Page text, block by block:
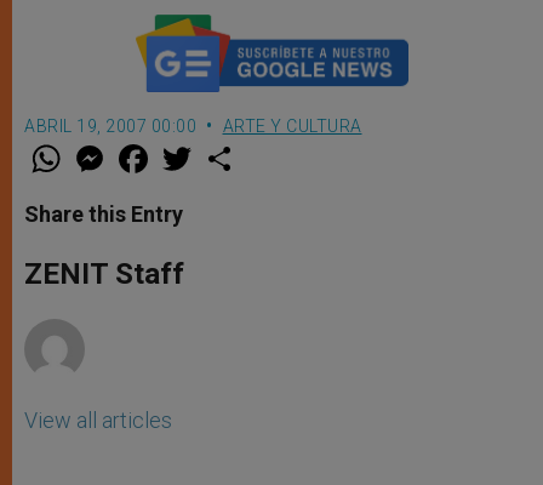
ABRIL 19, 2007 00:00 ARTE Y CULTURA
W
t
s
p
p
M
e
s
e
g
e
F
a
e
b
o
k
w
Share this Entry
ZENIT Staff
View all articles